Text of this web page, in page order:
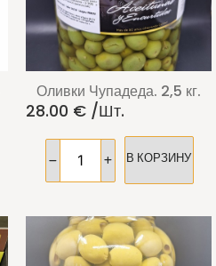
Оливки Чупадеда. 2,5 кг.
28.00 € /шт.
В КОРЗИНУ